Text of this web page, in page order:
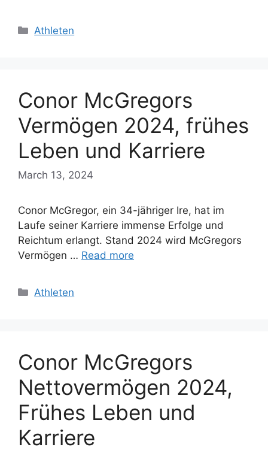
Categories
Athleten
Conor McGregors
Vermögen 2024, frühes
Leben und Karriere
March 13, 2024
Conor McGregor, ein 34-jähriger Ire, hat im
Laufe seiner Karriere immense Erfolge und
Reichtum erlangt. Stand 2024 wird McGregors
Vermögen … Read more
Categories
Athleten
Conor McGregors
Nettovermögen 2024,
Frühes Leben und
Karriere